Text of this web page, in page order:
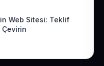
Web Sitesi: Teklif